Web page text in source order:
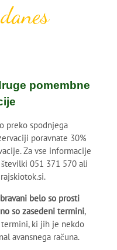
pomembne
preko spodnjega
poravnate 30%
Za vse informacije
051 371 570 ali
belo so prosti
so zasedeni termini,
ki jih je nekdo
avansnega računa.